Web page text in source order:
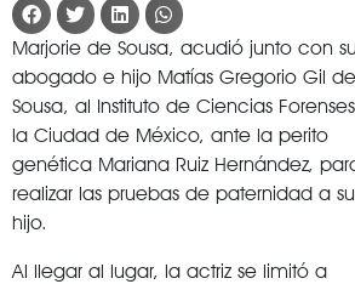
Marjorie de Sousa, acudió junto con su
abogado e hijo Matías Gregorio Gil de
Sousa, al Instituto de Ciencias
la Ciudad de México, ante la perito
genética Mariana Ruiz Hernández,
realizar las pruebas de paternidad a su
hijo.
Al llegar al lugar, la actriz se limitó a